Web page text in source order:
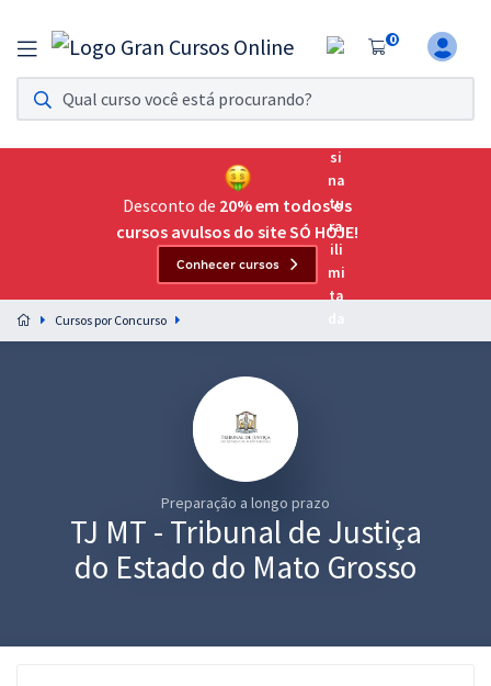
0
Assinatura Ilimitada 11
Acesso a todos os cursos. Teste grátis por 7 dias!
Assinatura OAB Até Passar
Acesso ilimitado a toda preparação para o Exame da
Preparação completa e intensiva para as principais
residências em saúde do Brasil
Graduação
Desconto de 20% em todos os
cursos avulsos do site SÓ HOJE!
Conhecer cursos
Cursos por Concurso
Preparação a longo prazo
TJ MT - Tribunal de Justiça
do Estado do Mato Grosso